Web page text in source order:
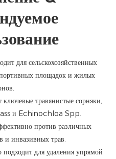
для сельскохозяйственных
площадок и жилых
ключевые травянистые сорняки,
и Echinochloa Spp.
против различных
и инвазивных трав.
подходит для удаления упрямой